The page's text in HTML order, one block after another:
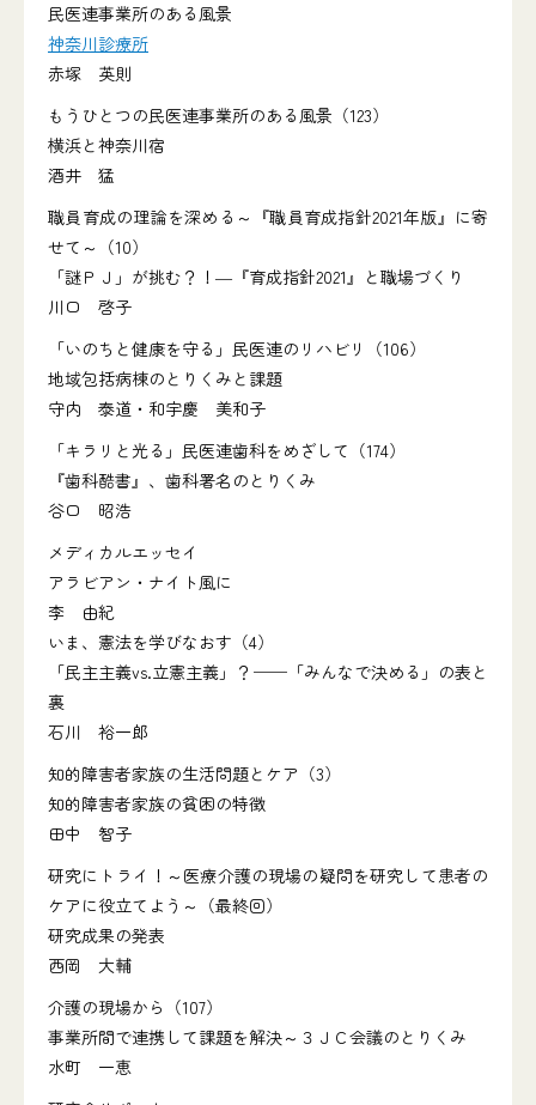
民医連事業所のある風景
神奈川診療所
赤塚 英則
もうひとつの民医連事業所のある風景（123）
横浜と神奈川宿
酒井 猛
職員育成の理論を深める～『職員育成指針2021年版』に寄
せて～（10）
「謎ＰＪ」が挑む？！―『育成指針2021』と職場づくり
川口 啓子
「いのちと健康を守る」民医連のリハビリ（106）
地域包括病棟のとりくみと課題
守内 泰道・和宇慶 美和子
「キラリと光る」民医連歯科をめざして（174）
『歯科酷書』、歯科署名のとりくみ
谷口 昭浩
メディカルエッセイ
アラビアン・ナイト風に
李 由紀
いま、憲法を学びなおす（4）
「民主主義vs.立憲主義」？──「みんなで決める」の表と
裏
石川 裕一郎
知的障害者家族の生活問題とケア（3）
知的障害者家族の貧困の特徴
田中 智子
研究にトライ！～医療介護の現場の疑問を研究して患者の
ケアに役立てよう～（最終回）
研究成果の発表
西岡 大輔
介護の現場から（107）
事業所間で連携して課題を解決～３ＪＣ会議のとりくみ
水町 一恵